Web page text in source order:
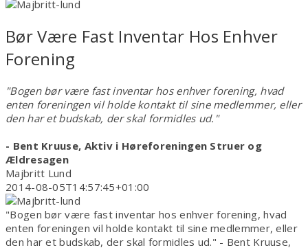
Bør Være Fast Inventar Hos Enhver
Forening
"Bogen bør være fast inventar hos enhver forening, hvad
enten foreningen vil holde kontakt til sine medlemmer, eller
den har et budskab, der skal formidles ud."
- Bent Kruuse, Aktiv i Høreforeningen Struer og
Ældresagen
Majbritt Lund
2014-08-05T14:57:45+01:00
"Bogen bør være fast inventar hos enhver forening, hvad
enten foreningen vil holde kontakt til sine medlemmer, eller
den har et budskab, der skal formidles ud." - Bent Kruuse,